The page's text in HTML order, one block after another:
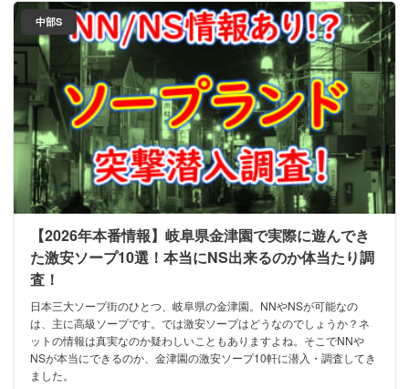
中部S
【2026年本番情報】岐阜県金津園で実際に遊んでき
た激安ソープ10選！本当にNS出来るのか体当たり調
査！
日本三大ソープ街のひとつ、岐阜県の金津園。NNやNSが可能なの
は、主に高級ソープです。では激安ソープはどうなのでしょうか？ネ
ットの情報は真実なのか疑わしいこともありますよね。そこでNNや
NSが本当にできるのか、金津園の激安ソープ10軒に潜入・調査してき
ました。